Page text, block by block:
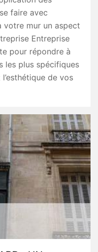
faire avec
mur un aspect
Entreprise
pour répondre à
les plus spécifiques
de vos